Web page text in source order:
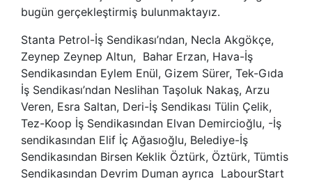
bugün gerçekleştirmiş bulunmaktayız.
Stanta Petrol-İş Sendikası’ndan, Necla Akgökçe,
Zeynep Zeynep Altun, Bahar Erzan, Hava-İş
Sendikasından Eylem Enül, Gizem Sürer, Tek-Gıda
İş Sendikası’ndan Neslihan Taşoluk Nakaş, Arzu
Veren, Esra Saltan, Deri-İş Sendikası Tülin Çelik,
Tez-Koop İş Sendikasından Elvan Demircioğlu, -İş
sendikasından Elif İç Ağasıoğlu, Belediye-İş
Sendikasından Birsen Keklik Öztürk, Öztürk, Tümtis
Sendikasından Devrim Duman ayrıca LabourStart